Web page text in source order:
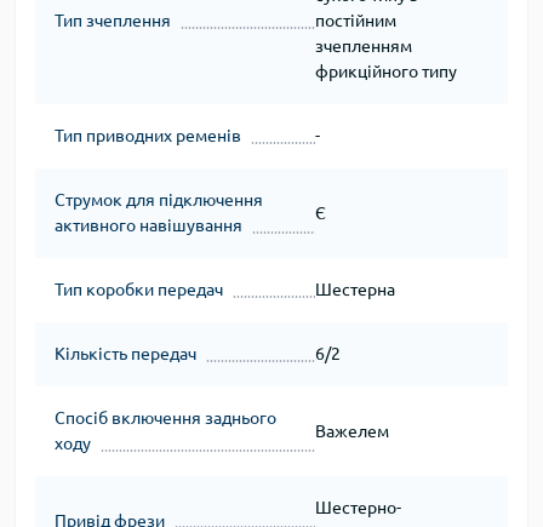
Тип зчеплення
постійним
зчепленням
фрикційного типу
Тип приводних ременів -
Струмок для підключення
активного навішування
Є
Тип коробки передач Шестерна
Кількість передач 6/2
Спосіб включення заднього
ходу
Важелем
Привід фрези
Шестерно-